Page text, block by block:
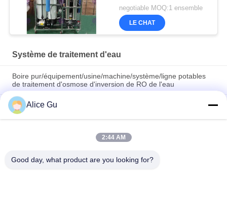
negotiable MOQ:1 ensemble
LE CHAT
Système de traitement d'eau
Boire pur/équipement/usine/machine/système/ligne potables
de traitement d'osmose d'inversion de RO de l'eau
2T buvant/acier inoxydable 304 cuve de stockage
minérale/pure de l'eau
Échangeur ionique minéral/pur d'eau
potable/précision/machine/système purification de cartouche
Alice Gu
2:44 AM
Good day, what product are you looking for?